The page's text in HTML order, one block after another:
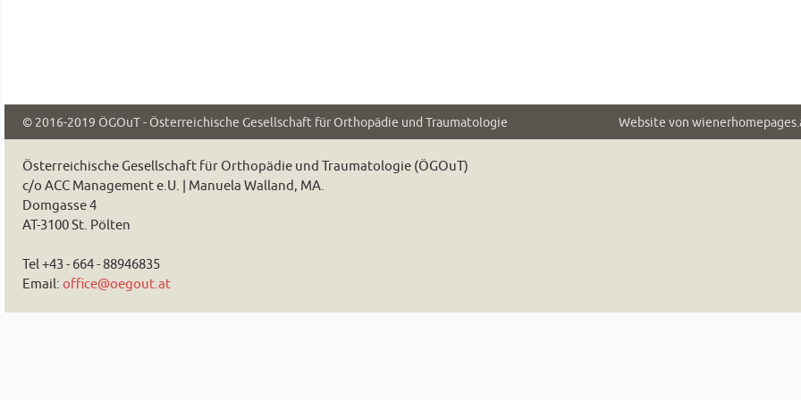
© 2016-2019 ÖGOuT - Österreichische Gesellschaft für Orthopädie und Traumatologie Website von
Österreichische Gesellschaft für Orthopädie und Traumatologie (ÖGOuT)
c/o ACC Management e.U. | Manuela Walland, MA.
Domgasse 4
AT-3100 St. Pölten
Tel +43 - 664 - 88946835
Email: office@oegout.at